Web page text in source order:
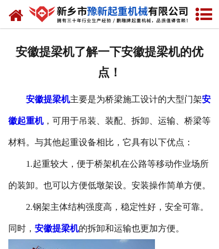
网站首页
资质荣誉
工程案例
联系我们
安徽提梁机了解一下安徽提梁机的优
点！
安徽提梁机主要是为桥梁施工设计的大型门架安
徽起重机，可用于吊装、装配、拆卸、运输、桥梁等
材料。与其他起重设备相比，它具有以下优点：
1.起重较大，便于桥架机在公路等移动作业场所
的装卸。也可以方便低墩架设。安装操作简单方便。
2.钢架主体结构强度高，稳定性好，安全可靠。
同时， 安徽提梁机的拆卸和运输也更加方便。